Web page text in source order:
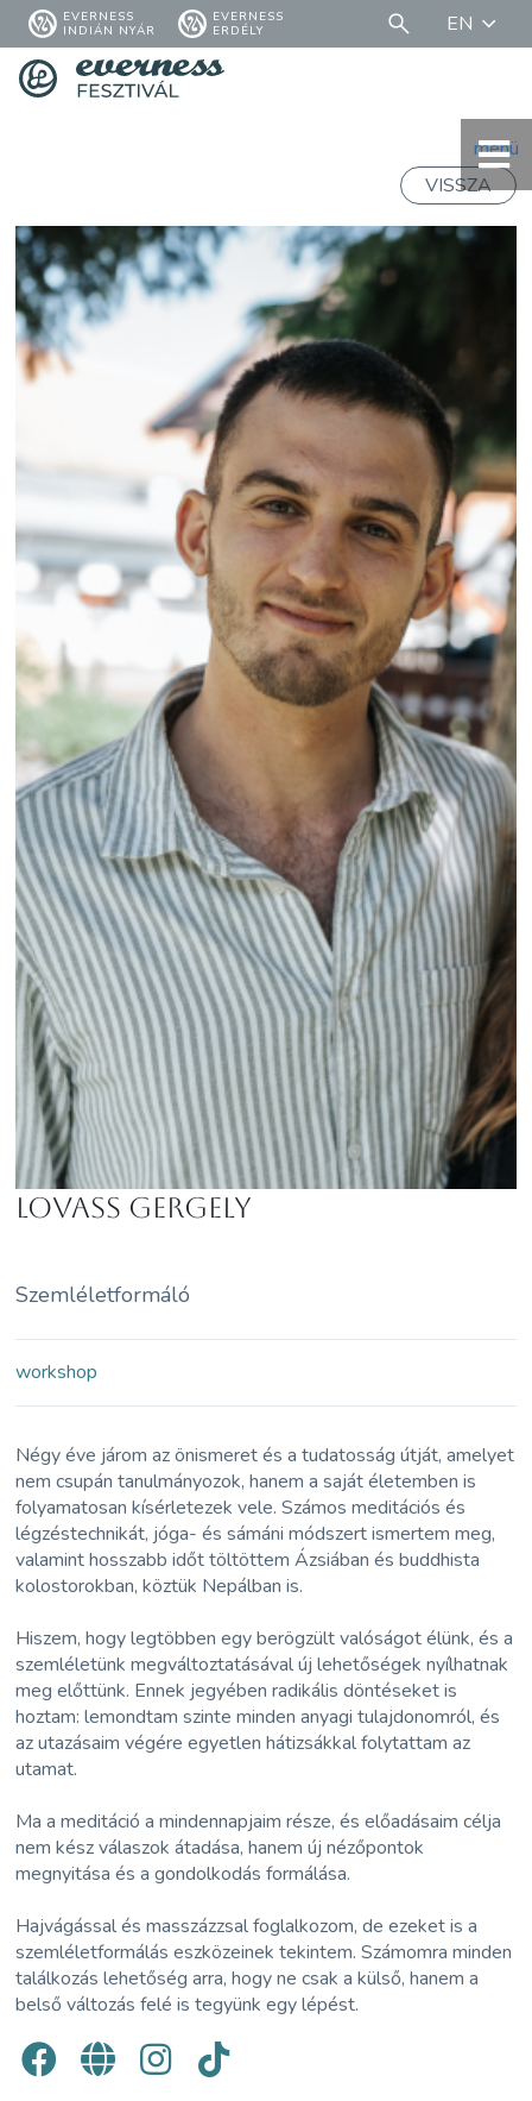
EVERNESS
INDIÁN NYÁR
EVERNESS
ERDÉLY
EN
menü
VISSZA
Lovass Gergely
Szemléletformáló
workshop
Négy éve járom az önismeret és a tudatosság útját, amelyet
nem csupán tanulmányozok, hanem a saját életemben is
folyamatosan kísérletezek vele. Számos meditációs és
légzéstechnikát, jóga- és sámáni módszert ismertem meg,
valamint hosszabb időt töltöttem Ázsiában és buddhista
kolostorokban, köztük Nepálban is.
Hiszem, hogy legtöbben egy berögzült valóságot élünk, és a
szemléletünk megváltoztatásával új lehetőségek nyílhatnak
meg előttünk. Ennek jegyében radikális döntéseket is
hoztam: lemondtam szinte minden anyagi tulajdonomról, és
az utazásaim végére egyetlen hátizsákkal folytattam az
utamat.
Ma a meditáció a mindennapjaim része, és előadásaim célja
nem kész válaszok átadása, hanem új nézőpontok
megnyitása és a gondolkodás formálása.
Hajvágással és masszázzsal foglalkozom, de ezeket is a
szemléletformálás eszközeinek tekintem. Számomra minden
találkozás lehetőség arra, hogy ne csak a külső, hanem a
belső változás felé is tegyünk egy lépést.